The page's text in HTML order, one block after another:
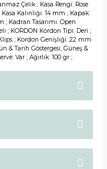
Çelik ; Kasa Rengi: Rose
Kalınlığı: 14 mm ; Kapak:
; Kadran Tasarımı: Open
; KORDON Kordon Tipi: Deri ;
; Kordon Genişliği: 22 mm
& Tarih Göstergesi, Güneş &
Var ; Ağırlık: 100 gr ;